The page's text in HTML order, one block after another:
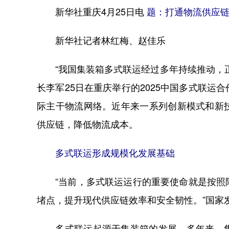
新华社重庆4月25日电 题：打通物流供应
新华社记者林红梅、赵佳乐
“我国集装箱多式联运经过多年持续推动，
长李军25日在重庆举行的2025中国多式联运
际主干物流网络。近年来一系列创新模式和
供应链，降低物流成本。
多式联运形成规模化发展基础
“当前，多式联运运行的重要使命就是按照
堵点，提升现代供应链效率和安全韧性。”国